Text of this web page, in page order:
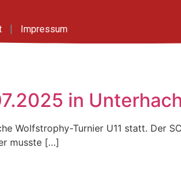
Impressum
in
Wolfstrophy-Turnier U11 statt. Der
musste […]